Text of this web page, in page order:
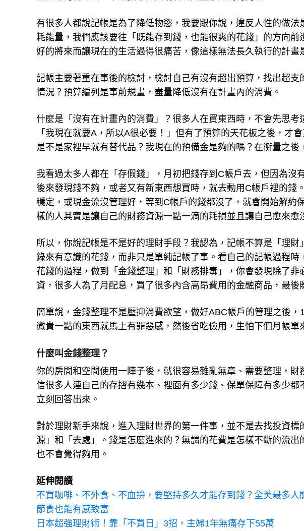
有很多人都說記帳是為了降低物慾，我要跟你說，違反人性的做
耗能量，我們應該要往「既能存到錢，也能很爽的花錢」的方向前
記帳主要著重在事後的檢討，檢討自己有沒有超出預算，找出超支
什麼是「沒有在計畫內的消費」？很多人在買東西時，不會先思
「我現在就要A，所以A很必要！」但有了預算的天花板之後，才
我看過太多人都在「存假錢」，月初把錢存到C帳戶去，但因為沒
後來發現錢不夠，或者又有新東西想買時，就去動用C帳戶裡的錢
穩定，或現金流沒管理好，等到C帳戶的錢都沒了，就會開始解約
所以，你說記帳是不是好的理財手段？我認為，記帳不算是「理
錄來有意識的花錢，而非只是單純記帳了事。看自己的記帳過程
花錢的過程，做到「金錢整理」和「財務排毒」，你會發現除了非
簡單說，金錢整理不是壓抑消費欲望，做好ABC帳戶的管理之後，
什麼叫金錢整理？
你的房間和空間使用一陣子後，就很容易雜亂無章、需要整理，
信很多人連自己的存摺有幾本、裡面有多少錢、保單保障有多少都
對於理財新手來說，進入理財世界的第一件事，並不是去找投資
源」和「去處」。錢是怎麼進來的？無謂的花費是怎樣不斷的流出
延伸閱讀
不買咖啡、不外食、不血拚，要堅持多久才能存到錢？全美最多人
節食也能有感致富